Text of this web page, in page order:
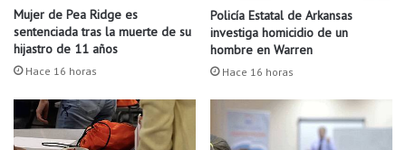
t
t
l
e
o
c
k
g
o
e
n
a
s
f
Mujer de Pea Ridge es
sentenciada tras la muerte de su
hijastro de 11 años
Hace 16 horas
Policía Estatal de Arkansas
investiga homicidio de un
hombre en Warren
Hace 16 horas